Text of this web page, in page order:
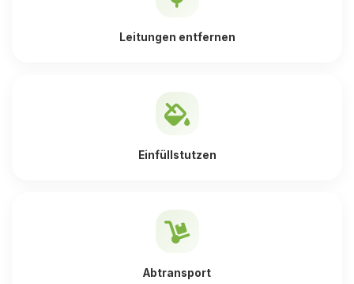
Leitungen entfernen
Einfüllstutzen
Abtransport